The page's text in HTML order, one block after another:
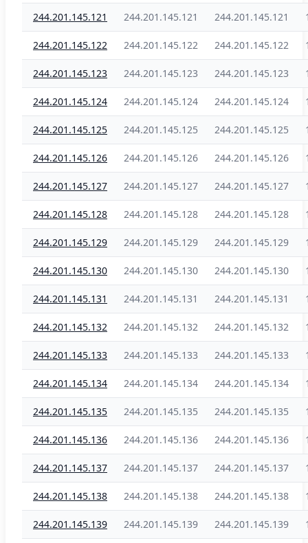
244.201.145.121 244.201.145.121 244.201.145.121
244.201.145.122 244.201.145.122 244.201.145.122
244.201.145.123 244.201.145.123 244.201.145.123
244.201.145.124 244.201.145.124 244.201.145.124
244.201.145.125 244.201.145.125 244.201.145.125
244.201.145.126 244.201.145.126 244.201.145.126
244.201.145.127 244.201.145.127 244.201.145.127
244.201.145.128 244.201.145.128 244.201.145.128
244.201.145.129 244.201.145.129 244.201.145.129
244.201.145.130 244.201.145.130 244.201.145.130
244.201.145.131 244.201.145.131 244.201.145.131
244.201.145.132 244.201.145.132 244.201.145.132
244.201.145.133 244.201.145.133 244.201.145.133
244.201.145.134 244.201.145.134 244.201.145.134
244.201.145.135 244.201.145.135 244.201.145.135
244.201.145.136 244.201.145.136 244.201.145.136
244.201.145.137 244.201.145.137 244.201.145.137
244.201.145.138 244.201.145.138 244.201.145.138
244.201.145.139 244.201.145.139 244.201.145.139